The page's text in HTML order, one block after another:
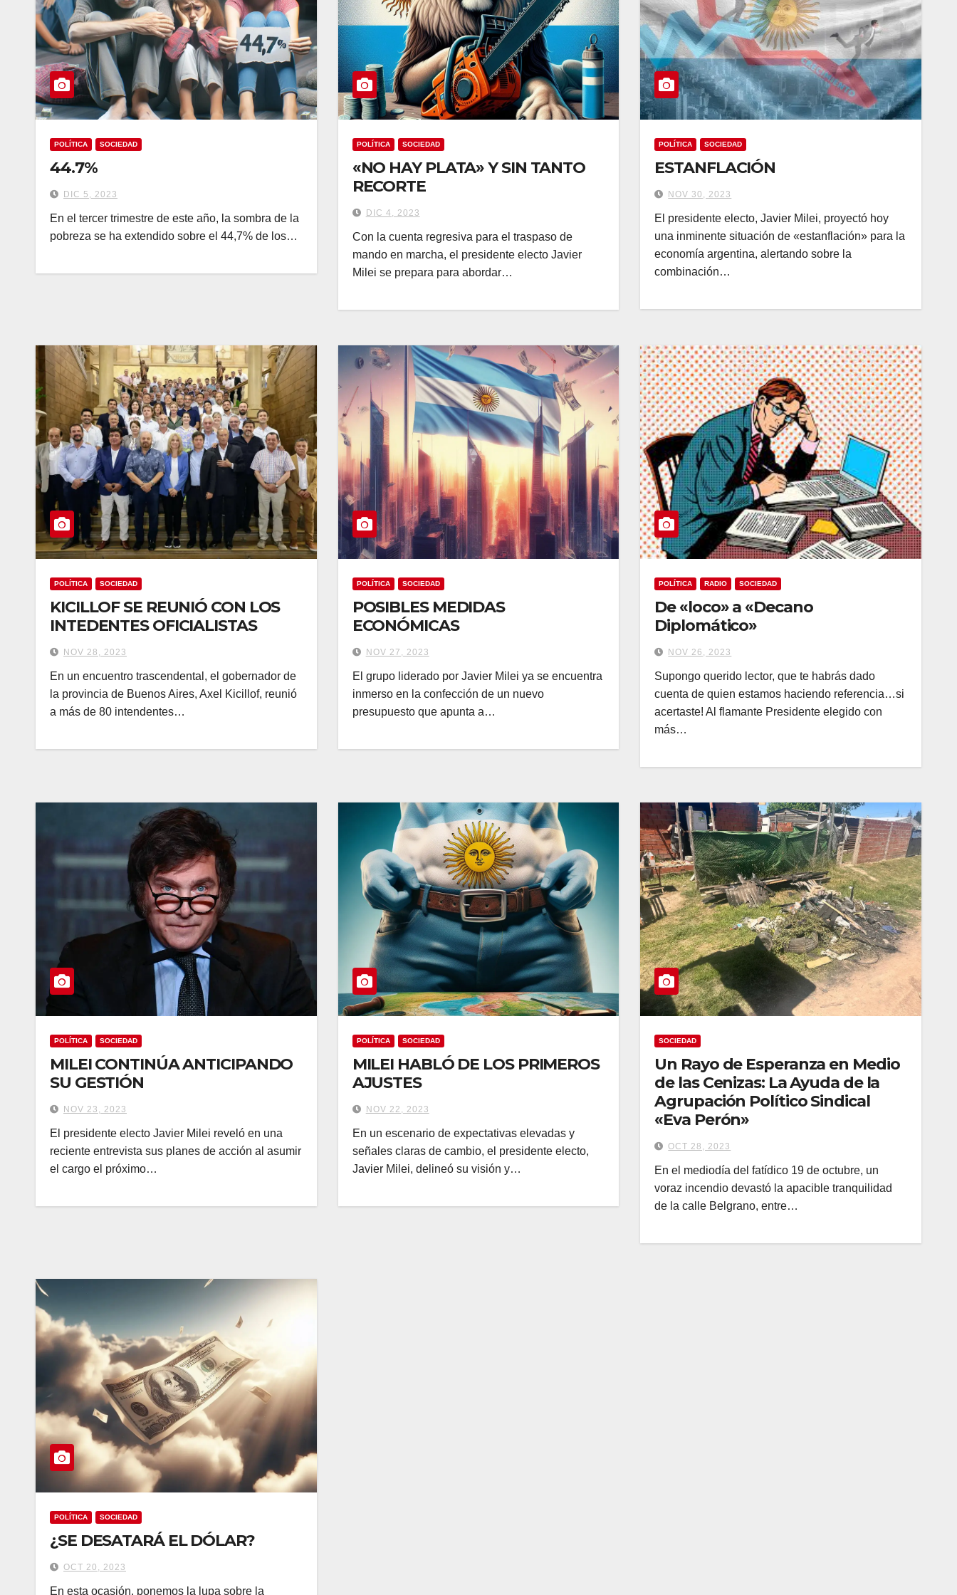
POLÍTICA SOCIEDAD
44.7%
DIC 5, 2023
En el tercer trimestre de este año, la sombra de la
pobreza se ha extendido sobre el 44,7% de los…
POLÍTICA SOCIEDAD
«NO HAY PLATA» Y SIN TANTO
RECORTE
DIC 4, 2023
Con la cuenta regresiva para el traspaso de
mando en marcha, el presidente electo Javier
Milei se prepara para abordar…
POLÍTICA SOCIEDAD
ESTANFLACIÓN
NOV 30, 2023
El presidente electo, Javier Milei, proyectó hoy
una inminente situación de «estanflación» para la
economía argentina, alertando sobre la
combinación…
POLÍTICA SOCIEDAD
KICILLOF SE REUNIÓ CON LOS
INTEDENTES OFICIALISTAS
NOV 28, 2023
En un encuentro trascendental, el gobernador de
la provincia de Buenos Aires, Axel Kicillof, reunió
a más de 80 intendentes…
POLÍTICA SOCIEDAD
POSIBLES MEDIDAS
ECONÓMICAS
NOV 27, 2023
El grupo liderado por Javier Milei ya se encuentra
inmerso en la confección de un nuevo
presupuesto que apunta a…
POLÍTICA RADIO SOCIEDAD
De «loco» a «Decano
Diplomático»
NOV 26, 2023
Supongo querido lector, que te habrás dado
cuenta de quien estamos haciendo referencia…si
acertaste! Al flamante Presidente elegido con
más…
POLÍTICA SOCIEDAD
MILEI CONTINÚA ANTICIPANDO
SU GESTIÓN
NOV 23, 2023
El presidente electo Javier Milei reveló en una
reciente entrevista sus planes de acción al asumir
el cargo el próximo…
POLÍTICA SOCIEDAD
MILEI HABLÓ DE LOS PRIMEROS
AJUSTES
NOV 22, 2023
En un escenario de expectativas elevadas y
señales claras de cambio, el presidente electo,
Javier Milei, delineó su visión y…
SOCIEDAD
Un Rayo de Esperanza en Medio
de las Cenizas: La Ayuda de la
Agrupación Político Sindical
«Eva Perón»
OCT 28, 2023
En el mediodía del fatídico 19 de octubre, un
voraz incendio devastó la apacible tranquilidad
de la calle Belgrano, entre…
POLÍTICA SOCIEDAD
¿SE DESATARÁ EL DÓLAR?
OCT 20, 2023
En esta ocasión, ponemos la lupa sobre la